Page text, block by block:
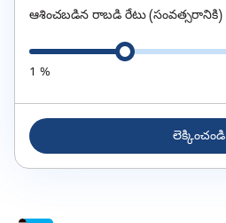
ఆశించబడిన రాబడి రేటు (సంవత్సరానికి)
1 %
లెక్కించండి